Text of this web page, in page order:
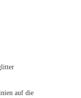
auf die